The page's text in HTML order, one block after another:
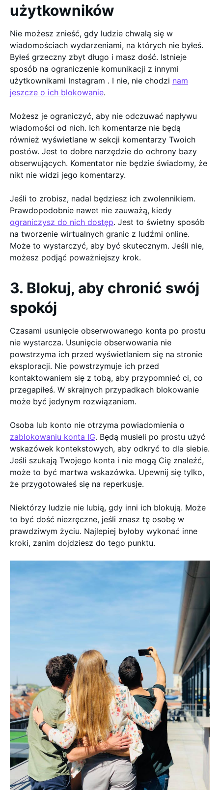
użytkowników
Nie możesz znieść, gdy ludzie chwalą się w
wiadomościach wydarzeniami, na których nie byłeś.
Byłeś grzeczny zbyt długo i masz dość. Istnieje
sposób na ograniczenie komunikacji z innymi
użytkownikami Instagram . I nie, nie chodzi nam
jeszcze o ich blokowanie.
Możesz je ograniczyć, aby nie odczuwać napływu
wiadomości od nich. Ich komentarze nie będą
również wyświetlane w sekcji komentarzy Twoich
postów. Jest to dobre narzędzie do ochrony bazy
obserwujących. Komentator nie będzie świadomy, że
nikt nie widzi jego komentarzy.
Jeśli to zrobisz, nadal będziesz ich zwolennikiem.
Prawdopodobnie nawet nie zauważą, kiedy
ograniczysz do nich dostęp. Jest to świetny sposób
na tworzenie wirtualnych granic z ludźmi online.
Może to wystarczyć, aby być skutecznym. Jeśli nie,
możesz podjąć poważniejszy krok.
3. Blokuj, aby chronić swój
spokój
Czasami usunięcie obserwowanego konta po prostu
nie wystarcza. Usunięcie obserwowania nie
powstrzyma ich przed wyświetlaniem się na stronie
eksploracji. Nie powstrzymuje ich przed
kontaktowaniem się z tobą, aby przypomnieć ci, co
przegapiłeś. W skrajnych przypadkach blokowanie
może być jedynym rozwiązaniem.
Osoba lub konto nie otrzyma powiadomienia o
zablokowaniu konta IG. Będą musieli po prostu użyć
wskazówek kontekstowych, aby odkryć to dla siebie.
Jeśli szukają Twojego konta i nie mogą Cię znaleźć,
może to być martwa wskazówka. Upewnij się tylko,
że przygotowałeś się na reperkusje.
Niektórzy ludzie nie lubią, gdy inni ich blokują. Może
to być dość niezręczne, jeśli znasz tę osobę w
prawdziwym życiu. Najlepiej byłoby wykonać inne
kroki, zanim dojdziesz do tego punktu.